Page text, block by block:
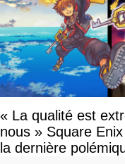
« La qualité est
nous » Square
la dernière